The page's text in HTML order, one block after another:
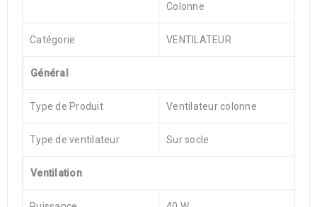
Colonne
Catégorie VENTILATEUR
Général
Type de Produit Ventilateur colonne
Type de ventilateur Sur socle
Ventilation